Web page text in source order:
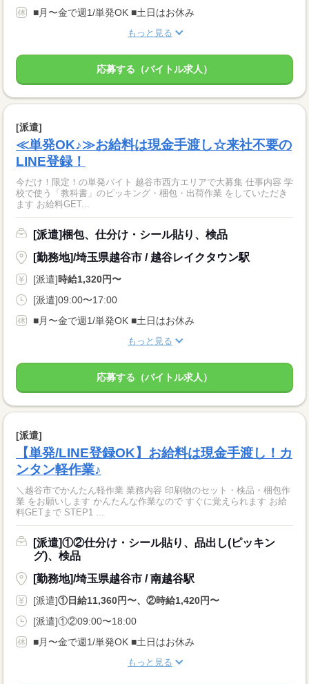
■月〜金で週1/単発OK ■土日はお休み
もっと見る
応募する（バイトル求人）
[派遣]
≪単発OK♪≫お給料は現金手渡し☆来社不要の
LINE登録！
今だけ！限定！の単発バイト 越谷市西方エリアで大募集 仕事内容 学
校で使う「教科書」のピッキング・梱包・出荷作業 をしていただき
ます お給料GET...
[派遣]梱包、仕分け・シール貼り、検品
[勤務地]/埼玉県越谷市 / 越谷レイクタウン駅
[派遣]時給1,320円〜
[派遣]09:00〜17:00
■月〜金で週1/単発OK ■土日はお休み
もっと見る
応募する（バイトル求人）
[派遣]
【単発/LINE登録OK】お給料は現金手渡し！カ
ンタン軽作業♪
＼越谷市でかんたん軽作業 業務内容 印刷物のセット・検品・梱包作
業 をお願いします かんたんな作業なので すぐに覚えられます お給
料GETまで STEP1 ...
[派遣]①②仕分け・シール貼り、品出し(ピッキン
グ)、検品
[勤務地]/埼玉県越谷市 / 南越谷駅
[派遣]①日給11,360円〜、②時給1,420円〜
[派遣]①②09:00〜18:00
■月〜金で週1/単発OK ■土日はお休み
もっと見る